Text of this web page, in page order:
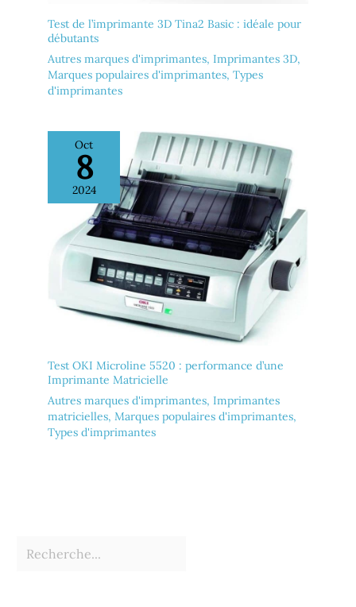
Test de l’imprimante 3D Tina2 Basic : idéale pour
débutants
Autres marques d'imprimantes, Imprimantes 3D,
Marques populaires d'imprimantes, Types
d'imprimantes
Oct
8
2024
Test OKI Microline 5520 : performance d’une
Imprimante Matricielle
Autres marques d'imprimantes, Imprimantes
matricielles, Marques populaires d'imprimantes,
Types d'imprimantes